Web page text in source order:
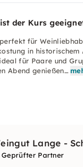
der Kurs
für
in historischem
für Paare und
Abend genießen…
Lange -
Geprüfter Partner